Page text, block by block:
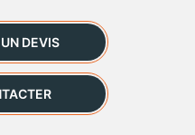
DEVIS